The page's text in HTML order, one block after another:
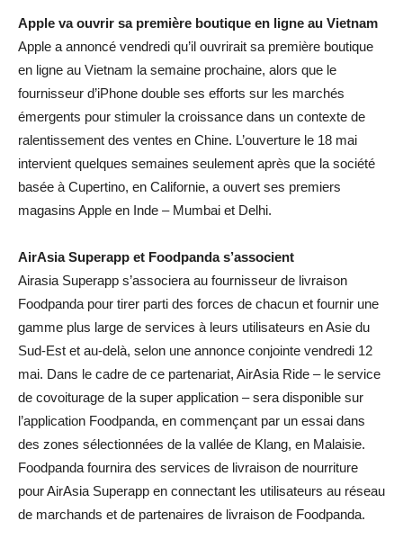
Apple va ouvrir sa première boutique en ligne au Vietnam
Apple a annoncé vendredi qu’il ouvrirait sa première boutique
en ligne au Vietnam la semaine prochaine, alors que le
fournisseur d’iPhone double ses efforts sur les marchés
émergents pour stimuler la croissance dans un contexte de
ralentissement des ventes en Chine. L’ouverture le 18 mai
intervient quelques semaines seulement après que la société
basée à Cupertino, en Californie, a ouvert ses premiers
magasins Apple en Inde – Mumbai et Delhi.
AirAsia Superapp et Foodpanda s’associent
Airasia Superapp s’associera au fournisseur de livraison
Foodpanda pour tirer parti des forces de chacun et fournir une
gamme plus large de services à leurs utilisateurs en Asie du
Sud-Est et au-delà, selon une annonce conjointe vendredi 12
mai. Dans le cadre de ce partenariat, AirAsia Ride – le service
de covoiturage de la super application – sera disponible sur
l’application Foodpanda, en commençant par un essai dans
des zones sélectionnées de la vallée de Klang, en Malaisie.
Foodpanda fournira des services de livraison de nourriture
pour AirAsia Superapp en connectant les utilisateurs au réseau
de marchands et de partenaires de livraison de Foodpanda.